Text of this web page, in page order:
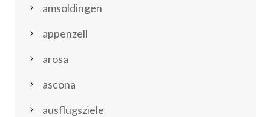
amsoldingen
appenzell
arosa
ascona
ausflugsziele